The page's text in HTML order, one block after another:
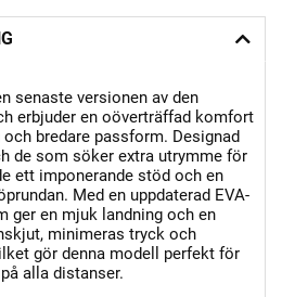
senaste versionen av den
erbjuder en oöverträffad komfort
bredare passform. Designad
de som söker extra utrymme för
ett imponerande stöd och en
Med en uppdaterad EVA-
ger en mjuk landning och en
minimeras tryck och
gör denna modell perfekt för
alla distanser.